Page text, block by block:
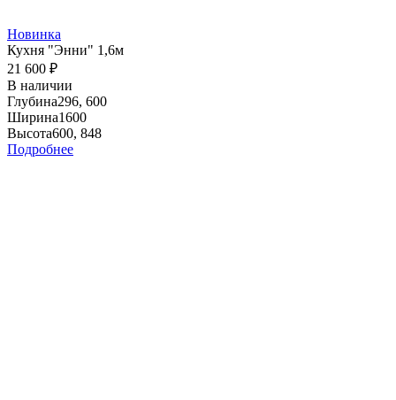
Новинка
Кухня "Энни" 1,6м
21 600 ₽
В наличии
Глубина296, 600
Ширина1600
Высота600, 848
Подробнее